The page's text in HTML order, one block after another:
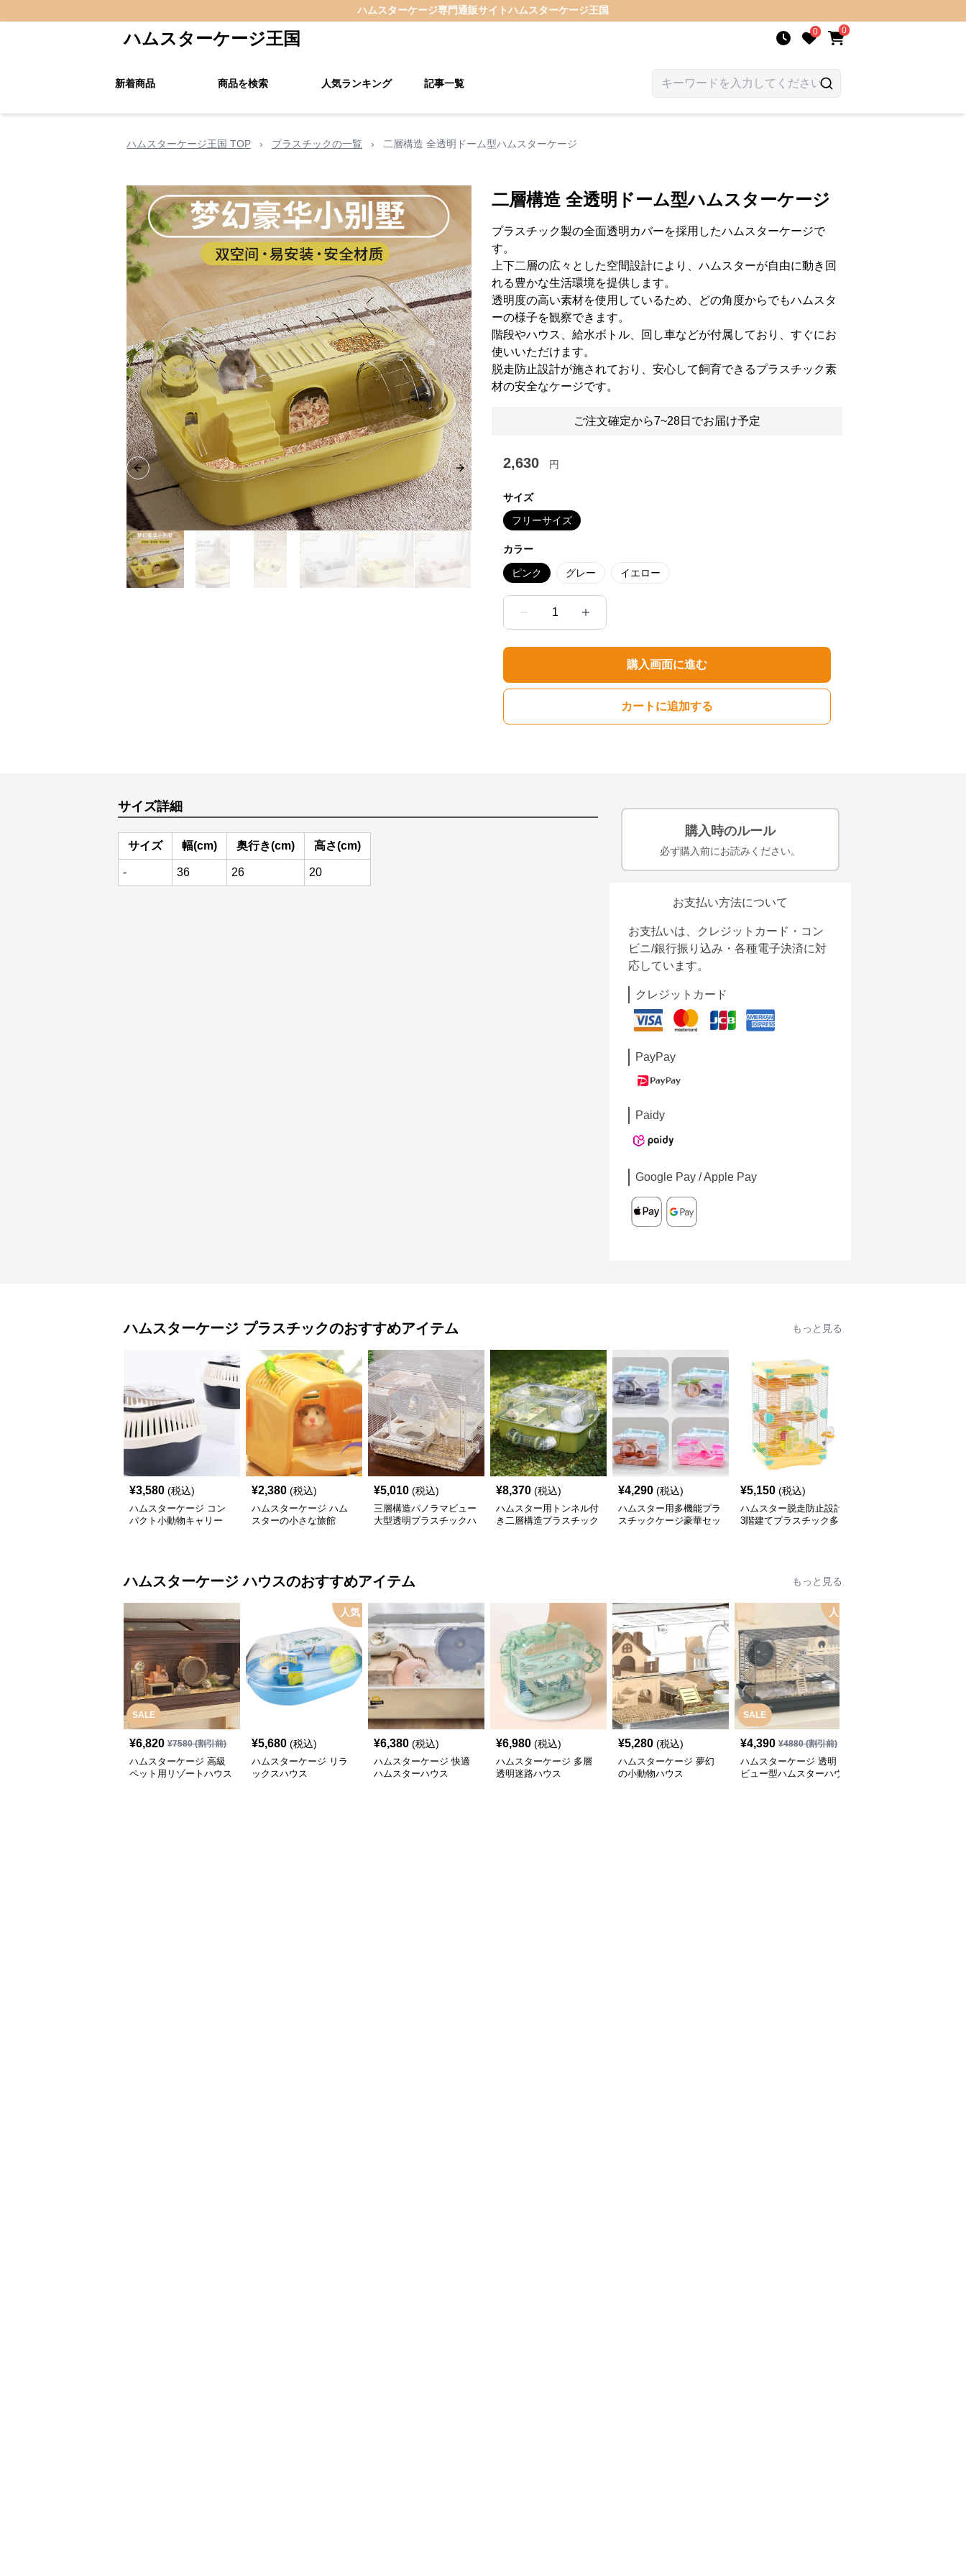
ハムスターケージ専門通販サイトハムスターケージ王国
ハムスターケージ王国 0 0
新着商品 商品を検索 人気ランキング 記事一覧
ハムスターケージ王国 TOP › プラスチックの一覧 › 二層構造 全透明ドーム型ハムスターケージ
Previous slide Next slide
二層構造 全透明ドーム型ハムスターケージ
プラスチック製の全面透明カバーを採用したハムスターケージで
す。
上下二層の広々とした空間設計により、ハムスターが自由に動き回
れる豊かな生活環境を提供します。
透明度の高い素材を使用しているため、どの角度からでもハムスタ
ーの様子を観察できます。
階段やハウス、給水ボトル、回し車などが付属しており、すぐにお
使いいただけます。
脱走防止設計が施されており、安心して飼育できるプラスチック素
材の安全なケージです。
ご注文確定から7~28日でお届け予定
2,630 円
サイズ
フリーサイズ
カラー
ピンク グレー イエロー
1
購入画面に進む
カートに追加する
サイズ詳細
サイズ 幅(cm) 奥行き(cm) 高さ(cm)
- 36 26 20
購入時のルール
必ず購入前にお読みください。
お支払い方法について
お支払いは、クレジットカード・コン
ビニ/銀行振り込み・各種電子決済に対
応しています。
クレジットカード
PayPay
Paidy
Google Pay / Apple Pay
ハムスターケージ プラスチックのおすすめアイテム もっと見る
¥3,580 (税込)
ハムスターケージ コン
パクト小動物キャリー
¥2,380 (税込)
ハムスターケージ ハム
スターの小さな旅館
¥5,010 (税込)
三層構造パノラマビュー
大型透明プラスチックハ
¥8,370 (税込)
ハムスター用トンネル付
き二層構造プラスチック
¥4,290 (税込)
ハムスター用多機能プラ
スチックケージ豪華セッ
¥5,150 (税込)
ハムスター脱走防止設計
3階建てプラスチック多
ハムスターケージ ハウスのおすすめアイテム もっと見る
SALE
¥6,820 ¥7580(割引前)
ハムスターケージ 高級
ペット用リゾートハウス
人気
¥5,680 (税込)
ハムスターケージ リラ
ックスハウス
¥6,380 (税込)
ハムスターケージ 快適
ハムスターハウス
¥6,980 (税込)
ハムスターケージ 多層
透明迷路ハウス
¥5,280 (税込)
ハムスターケージ 夢幻
の小動物ハウス
SALE
人気
¥4,390 ¥4880(割引前)
ハムスターケージ 透明
ビュー型ハムスターハウ